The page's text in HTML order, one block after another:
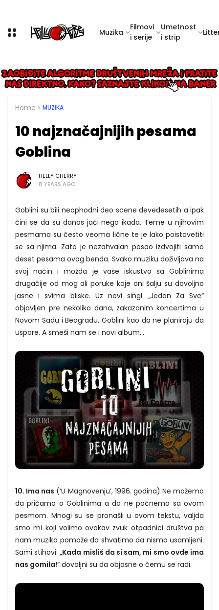
Muzika
Filmovi
i serije
Umetnost
i strip
Home MUZIKA
10 najznačajnijih pesama
Goblina
HELLY CHERRY
8 YEARS AGO
Goblini su bili neophodni deo scene devedesetih a ipak
čini se da su danas jači nego ikada. Teme u njihovim
pesmama su često veoma lične te je lako poistovetiti
se sa njima. Zato je nezahvalan posao izdvojiti samo
deset pesama ovog benda. Svako muziku doživljava na
svoj način i možda je vaše iskustvo sa Goblinima
drugačije od mog ali poruke koje oni šalju su dovoljno
jasne i svima bliske. Uz novi singl „Jedan Za Sve“
objavljen pre nekoliko dana, zakazanim koncertima u
Novom Sadu i Beogradu, Goblini kao da ne planiraju da
uspore. A smeši nam se i novi album...
10. Ima nas (’U Magnovenju’, 1996. godina) Ne možemo
da pričamo o Goblinima a da ne počnemo sa ovom
pesmom. Mnogi su se pronašli u ovom tekstu, valjda
smo mi koji volimo ovakav zvuk otpadnici društva pa
nam muzika pomaže da shvatimo da nismo usamljeni.
Sami stihovi: „Kada misliš da si sam, mi smo ovde ima
nas gomila!“ dovoljni su da objasne o čemu se radi.